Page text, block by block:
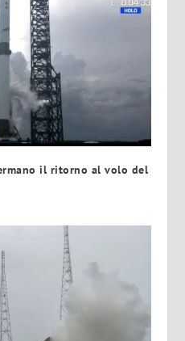
il ritorno al volo del